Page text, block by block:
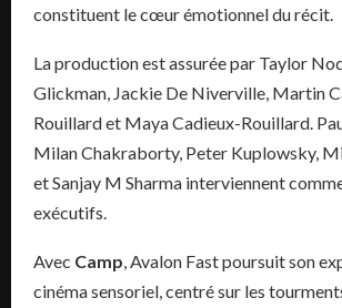
constituent le cœur émotionnel du récit.
La production est assurée par Taylor
Glickman, Jackie De Niverville, Martin
Rouillard et Maya Cadieux-Rouillard.
Milan Chakraborty, Peter Kuplowsky,
et Sanjay M Sharma interviennent
exécutifs.
Avec Camp , Avalon Fast poursuit son
cinéma sensoriel, centré sur les